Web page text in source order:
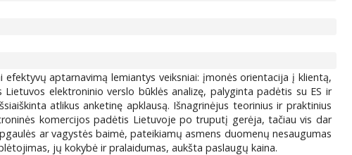
aptarnavimą lemiantys veiksniai: įmonės orientacija į klientą,
elektroninio verslo būklės analizę, palyginta padėtis su ES ir
atlikus anketinę apklausą. Išnagrinėjus teorinius ir praktinius
komercijos padėtis Lietuvoje po truputį gerėja, tačiau vis dar
ar vagystės baimė, pateikiamų asmens duomenų nesaugumas
jų kokybė ir pralaidumas, aukšta paslaugų kaina.